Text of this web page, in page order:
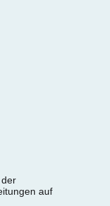
auf